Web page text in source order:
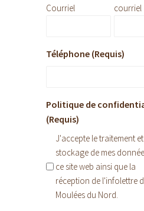
Courriel
courriel
Téléphone (Requis)
Politique de
(Requis)
J'accepte le traitement
stockage de mes
ce site web ainsi que la
réception de l'infolettre
Moulées du Nord.